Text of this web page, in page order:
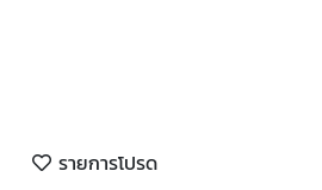
รายการโปรด